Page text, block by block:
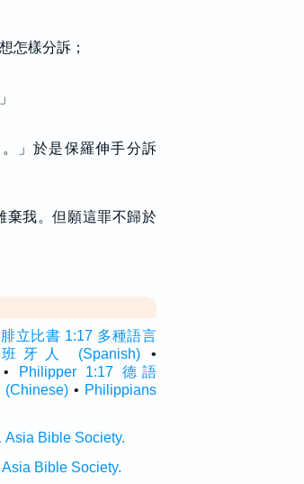
怎樣分訴；
」於是保羅伸手分訴
棄我。但願這罪不歸於
腓立比書 1:17 多種語言
班牙人 (Spanish)•
•
Philipper 1:17 德語
• Philippians
Bible Society.
Bible Society.